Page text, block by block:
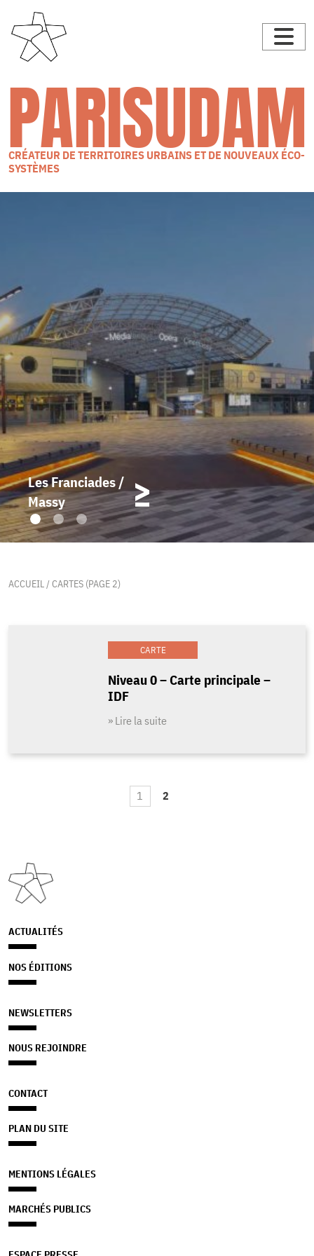
PARISUDAM
CRÉATEUR DE TERRITOIRES URBAINS ET DE NOUVEAUX ÉCO-
SYSTÈMES
Les Franciades /
Massy
ACCUEIL/CARTES (PAGE 2)
CARTE
Niveau 0 – Carte principale –
IDF
» Lire la suite
1 2
ACTUALITÉS
NOS ÉDITIONS
NEWSLETTERS
NOUS REJOINDRE
CONTACT
PLAN DU SITE
MENTIONS LÉGALES
MARCHÉS PUBLICS